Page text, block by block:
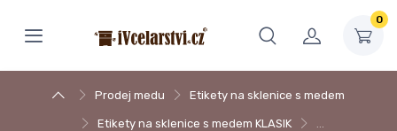
0
Prodej medu Etikety na sklenice s medem
Etikety na sklenice s medem KLASIK …